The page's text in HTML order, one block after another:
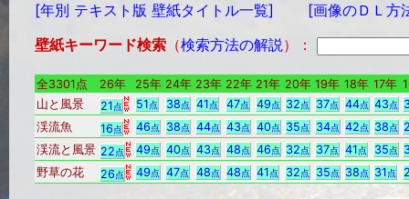
[年別 テキスト版 壁紙タイトル一覧]
[画像のＤＬ方
壁紙キーワード検索 （検索方法の解説）：
全3301点 26年 25年 24年 23年 22年 21年 20年 19年 18年 17年
山と風景
21点 51点 38点 41点 47点 49点 32点 37点 44点 43点
渓流魚
16点 46点 38点 44点 43点 40点 35点 34点 42点 38点
渓流と風景 22点 49点 40点 43点 48点 46点 32点 37点 41点 35点
野草の花
26点 49点 47点 48点 48点 41点 32点 35点 38点 31点